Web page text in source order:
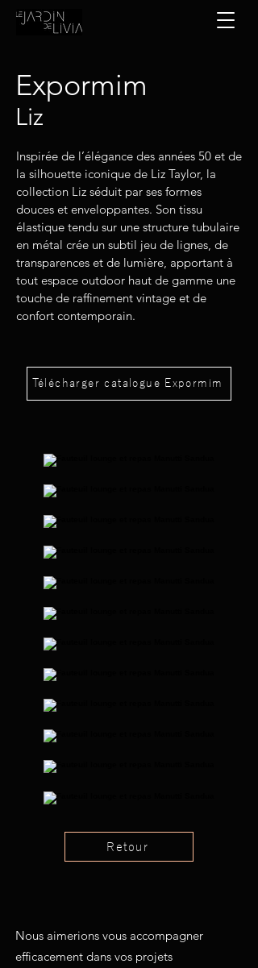
Expormim
Liz
Inspirée de l’élégance des années 50 et de
la silhouette iconique de Liz Taylor, la
collection Liz séduit par ses formes
douces et enveloppantes. Son tissu
élastique tendu sur une structure tubulaire
en métal crée un subtil jeu de lignes, de
transparences et de lumière, apportant à
tout espace outdoor haut de gamme une
touche de raffinement vintage et de
confort contemporain.
Télécharger catalogue Expormim
Retour
Nous aimerions vous accompagner
efficacement dans vos projets